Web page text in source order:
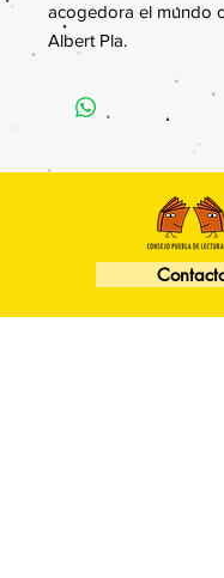
acogedora el mundo
Albert Pla.